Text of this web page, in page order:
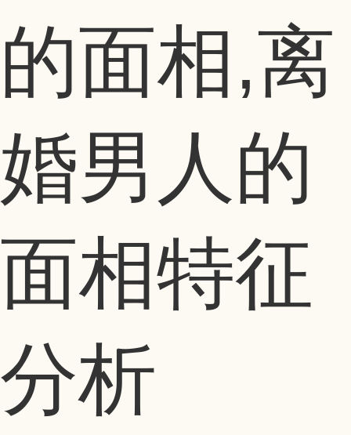
的面相,离
婚男人的
面相特征
分析